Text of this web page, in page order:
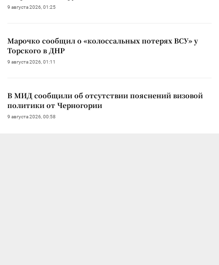
9 августа 2026, 01:25
Марочко сообщил о «колоссальных потерях ВСУ» у
Торского в ДНР
9 августа 2026, 01:11
В МИД сообщили об отсутствии пояснений визовой
политики от Черногории
9 августа 2026, 00:58